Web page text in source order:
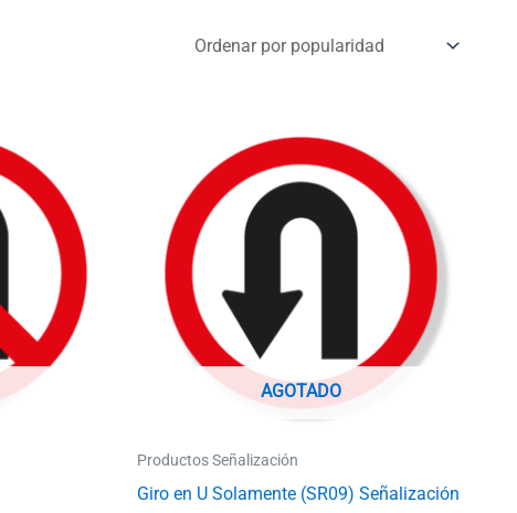
AGOTADO
Productos Señalización
Giro en U Solamente (SR09) Señalización